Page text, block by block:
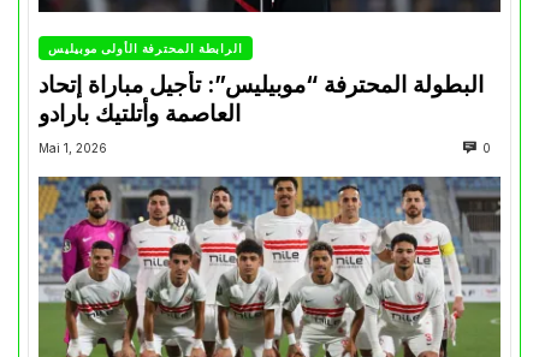
الرابطة المحترفة الأولى موبيليس
البطولة المحترفة “موبيليس”: تأجيل مباراة إتحاد
العاصمة وأتلتيك بارادو
Mai 1, 2026 0